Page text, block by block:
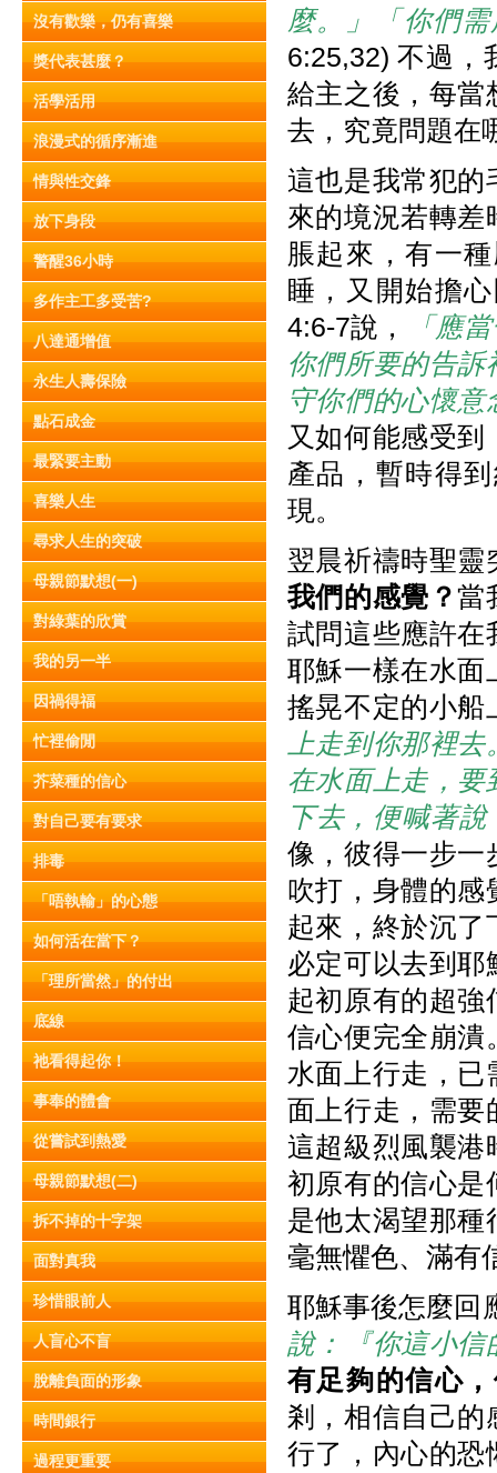
沒有歡樂，仍有喜樂
獎代表甚麼？
活學活用
浪漫式的循序漸進
情與性交鋒
放下身段
警醒36小時
多作主工多受苦?
八達通增值
永生人壽保險
點石成金
最緊要主動
喜樂人生
尋求人生的突破
母親節默想(一)
對綠葉的欣賞
我的另一半
因禍得福
忙裡偷閒
芥菜種的信心
對自己要有要求
排毒
「唔執輸」的心態
如何活在當下？
「理所當然」的付出
底線
祂看得起你！
事奉的體會
從嘗試到熱愛
母親節默想(二)
拆不掉的十字架
面對真我
珍惜眼前人
人盲心不盲
脫離負面的形象
時間銀行
過程更重要
麼。」「你們
6:25,32) 不過，
給主之後，每當
去，究竟問題在
這也是我常犯的
來的境況若轉差
脹起來，有一
睡，又開始擔
4:6-7說，
「應
你們所要的告
守你們的心懷意
又如何能感受到
產品，暫時得
現。
翌晨祈禱時聖靈
我們的感覺？當
試問這些應許在
耶穌一樣在水面
搖晃不定的小船
上走到你那裡
在水面上走，要
下去，便喊著
像，彼得一步一
吹打，身體的感
起來，終於沉了
必定可以去到
起初原有的超強
信心便完全崩潰
水面上行走，已
面上行走，需要
這超級烈風襲港
初原有的信心是
是他太渴望那種
毫無懼色、滿有
耶穌事後怎麼回
說：『你這小信
有足夠的信心
剎，相信自己的
行了，內心的恐